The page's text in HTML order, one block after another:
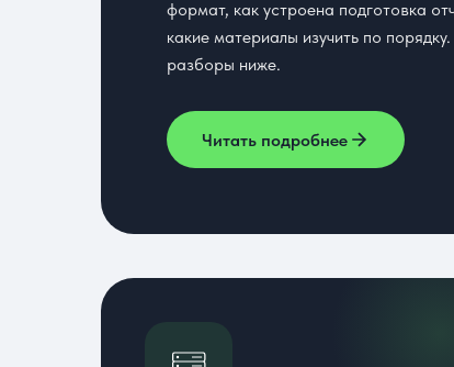
формат, как устроена подготовка
какие материалы изучить по
разборы ниже.
Читать подробнее